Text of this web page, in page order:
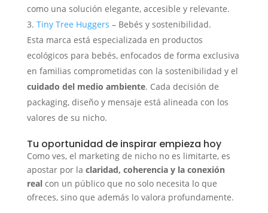
como una solución elegante, accesible y relevante.
Tiny Tree Huggers – Bebés y sostenibilidad.
Esta marca está especializada en productos
ecológicos para bebés, enfocados de forma exclusiva
en familias comprometidas con la sostenibilidad y el
cuidado del medio ambiente. Cada decisión de
packaging, diseño y mensaje está alineada con los
valores de su nicho.
Tu oportunidad de inspirar empieza hoy
Como ves, el marketing de nicho no es limitarte, es
apostar por la claridad, coherencia y la conexión
realcon un público que no solo necesita lo que
ofreces, sino que además lo valora profundamente.